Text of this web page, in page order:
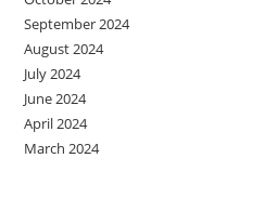
September 2024
August 2024
July 2024
June 2024
April 2024
March 2024